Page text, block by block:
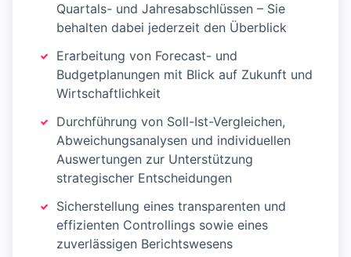
Quartals- und Jahresabschlüssen – Sie
behalten dabei jederzeit den Überblick
Erarbeitung von Forecast- und
Budgetplanungen mit Blick auf Zukunft und
Wirtschaftlichkeit
Durchführung von Soll-Ist-Vergleichen,
Abweichungsanalysen und individuellen
Auswertungen zur Unterstützung
strategischer Entscheidungen
Sicherstellung eines transparenten und
effizienten Controllings sowie eines
zuverlässigen Berichtswesens